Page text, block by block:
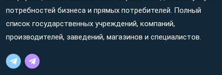
потребностей бизнеса и прямых потребителей. Полный
список государственных учреждений, компаний,
производителей, заведений, магазинов и специалистов.